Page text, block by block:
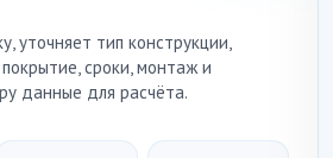
уточняет тип конструкции,
сроки, монтаж и
данные для расчёта.